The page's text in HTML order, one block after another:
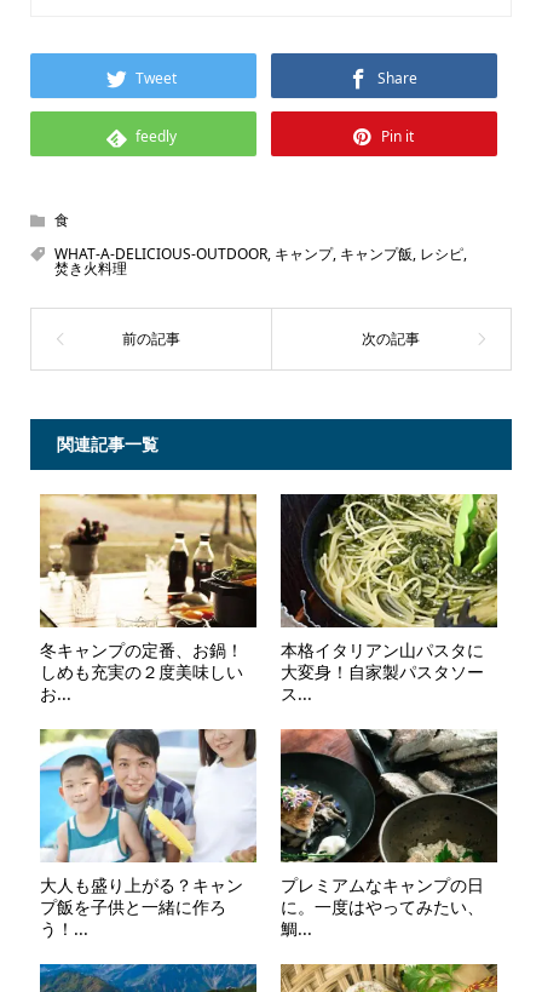
Tweet Share
feedly Pin it
食
WHAT-A-DELICIOUS-OUTDOOR, キャンプ, キャンプ飯, レシピ,
焚き火料理
関連記事一覧
冬キャンプの定番、お鍋！
しめも充実の２度美味しい
お...
本格イタリアン山パスタに
大変身！自家製パスタソー
ス...
大人も盛り上がる？キャン
プ飯を子供と一緒に作ろ
う！...
プレミアムなキャンプの日
に。一度はやってみたい、
鯛...